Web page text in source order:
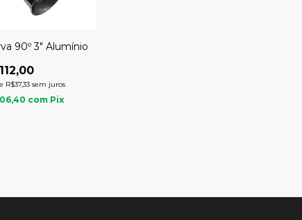
90º 3" Alumínio
R$37,33 sem juros
com Pix